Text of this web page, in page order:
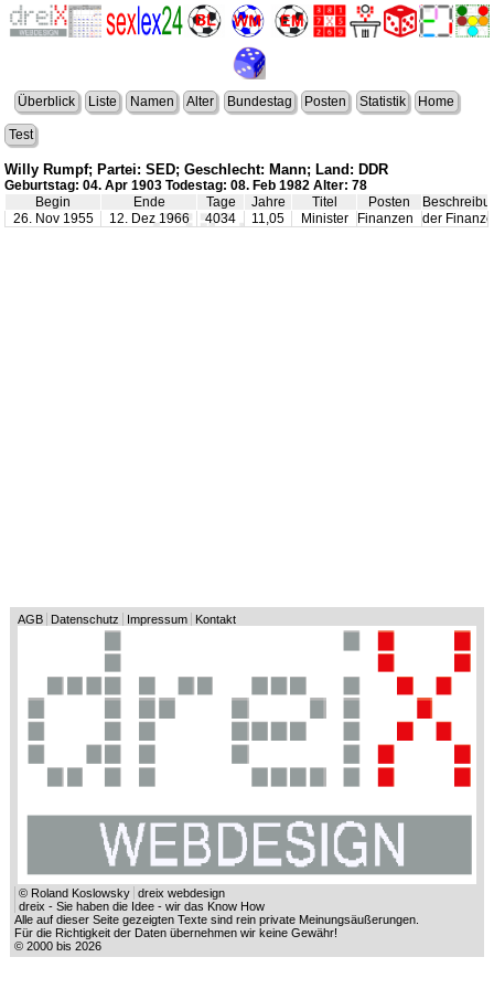
Überblick Liste Namen Alter Bundestag Posten Statistik Home
Test
Willy Rumpf; Partei: SED; Geschlecht: Mann; Land: DDR
Geburtstag: 04. Apr 1903 Todestag: 08. Feb 1982 Alter: 78
Begin
Ende Tage Jahre Titel Posten
26. Nov 1955
12. Dez 1966 4034 11,05 Minister Finanzen der
AGB Datenschutz Impressum Kontakt
© Roland Koslowsky
dreix webdesign
dreix - Sie haben die Idee - wir das Know How
Alle auf dieser Seite gezeigten Texte sind rein private Meinungsäußerungen.
Für die Richtigkeit der Daten übernehmen wir keine Gewähr!
© 2000 bis 2026